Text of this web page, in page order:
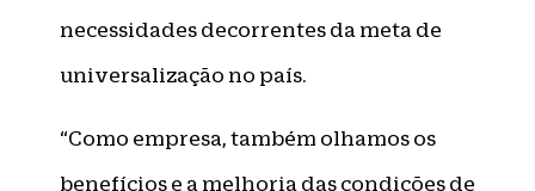
necessidades decorrentes da meta de
universalização no país.
“Como empresa, também olhamos os
benefícios e a melhoria das condições de